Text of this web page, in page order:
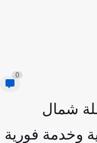
شمال
وخدمة فورية